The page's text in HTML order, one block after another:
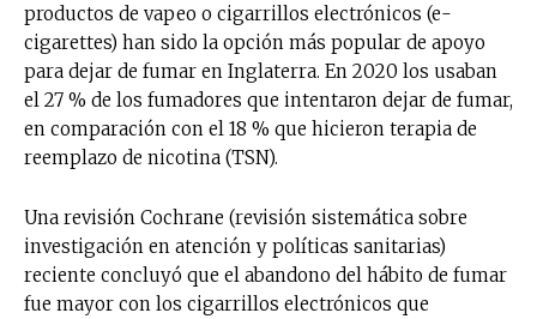
productos de vapeo o cigarrillos electrónicos (e-
cigarettes) han sido la opción más popular de apoyo
para dejar de fumar en Inglaterra. En 2020 los usaban
el 27 % de los fumadores que intentaron dejar de fumar,
en comparación con el 18 % que hicieron terapia de
reemplazo de nicotina (TSN).
Una revisión Cochrane (revisión sistemática sobre
investigación en atención y políticas sanitarias)
reciente concluyó que el abandono del hábito de fumar
fue mayor con los cigarrillos electrónicos que